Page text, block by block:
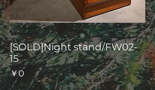
[SOLD]Night stand/FW02-
15
￥0
格